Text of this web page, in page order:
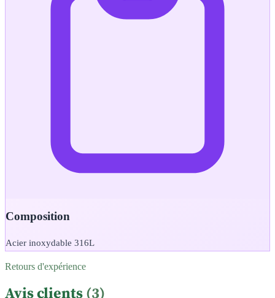
Composition
Acier inoxydable 316L
Retours d'expérience
Avis clients (3)